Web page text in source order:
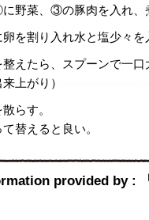
野菜、③の豚肉を入れ、
を割り入れ水と塩少々
えたら、スプーンで一
上がり）
らす。
替えると良い。
provided by :